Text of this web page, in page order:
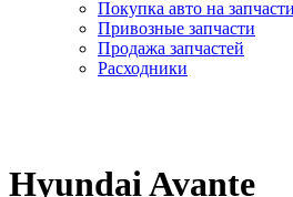
Покупка авто на запчасти
Привозные запчасти
Продажа запчастей
Расходники
Hyundai Avante